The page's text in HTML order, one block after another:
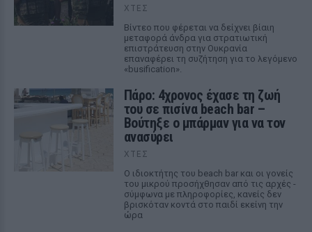
ΧΤΕΣ
Βίντεο που φέρεται να δείχνει βίαιη
μεταφορά άνδρα για στρατιωτική
επιστράτευση στην Ουκρανία
επαναφέρει τη συζήτηση για το λεγόμενο
«busification».
Πάρο: 4χρονος έχασε τη ζωή
του σε πισίνα beach bar –
Βούτηξε ο μπάρμαν για να τον
ανασύρει
ΧΤΕΣ
Ο ιδιοκτήτης του beach bar και οι γονείς
του μικρού προσήχθησαν από τις αρχές -
σύμφωνα με πληροφορίες, κανείς δεν
βρισκόταν κοντά στο παιδί εκείνη την
ώρα